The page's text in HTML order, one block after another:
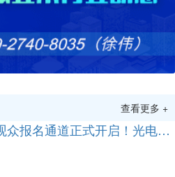
查看更多 +
2026CIOE中国光博会观众报名通道正式开启！光电全产业链盛会蓄势待发